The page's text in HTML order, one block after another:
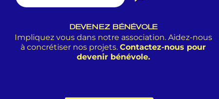
DEVENEZ BÉNÉVOLE
Impliquez vous dans notre association. Aidez-nous
à concrétiser nos projets. Contactez-nous pour
devenir bénévole.